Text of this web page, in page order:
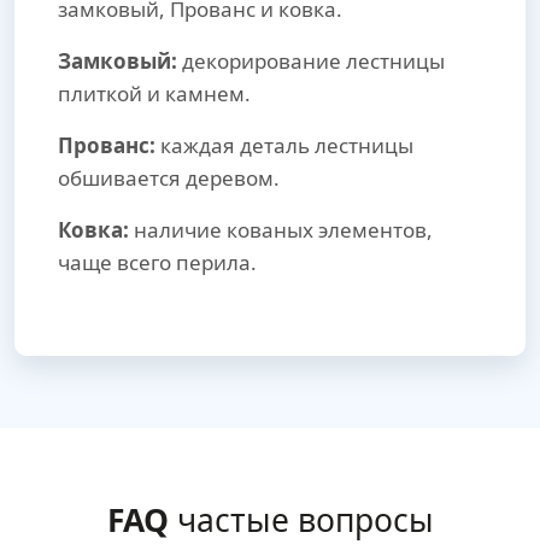
замковый, Прованс и ковка.
Замковый: декорирование лестницы
плиткой и камнем.
Прованс: каждая деталь лестницы
обшивается деревом.
Ковка: наличие кованых элементов,
чаще всего перила.
FAQ частые вопросы